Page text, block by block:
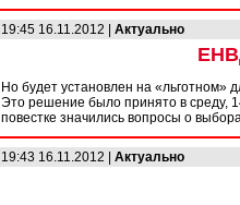
19:45 16.11.2012 | Актуально
Но будет установлен на «льготном»
Это решение было принято в среду,
повестке значились вопросы о
19:43 16.11.2012 | Актуально